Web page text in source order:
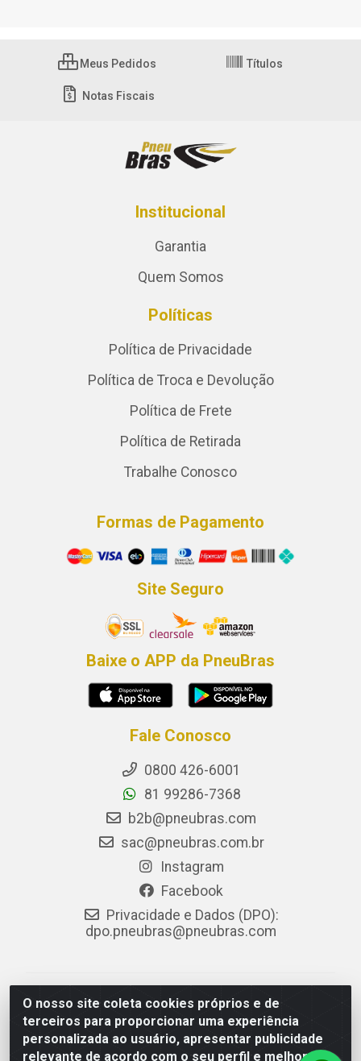
O nosso site coleta cookies próprios e de
terceiros para proporcionar uma experiência
personalizada ao usuário, apresentar publicidade
relevante de acordo com o seu perfil e melhorar a
Meus Pedidos Títulos
Notas Fiscais
Institucional
Garantia
Quem Somos
Políticas
Política de Privacidade
Política de Troca e Devolução
Política de Frete
Política de Retirada
Trabalhe Conosco
Formas de Pagamento
Site Seguro
Baixe o APP da PneuBras
Fale Conosco
0800 426-6001
81 99286-7368
b2b@pneubras.com
sac@pneubras.com.br
Instagram
Facebook
Privacidade e Dados (DPO):
dpo.pneubras@pneubras.com
PneuBras - Rodovia BR-101, KM 82 - Prazeres,
Jaboatão dos Guararapes/PE - CEP 54.335-000 - CNPJ
08.678.386/0001-05 - Pneubras Comércio de Pneus
Ltda